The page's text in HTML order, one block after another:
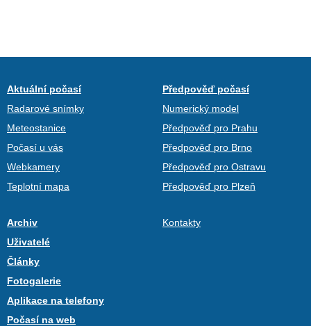
Aktuální počasí
Radarové snímky
Meteostanice
Počasí u vás
Webkamery
Teplotní mapa
Předpověď počasí
Numerický model
Předpověď pro Prahu
Předpověď pro Brno
Předpověď pro Ostravu
Předpověď pro Plzeň
Archiv
Uživatelé
Články
Fotogalerie
Aplikace na telefony
Počasí na web
Kontakty